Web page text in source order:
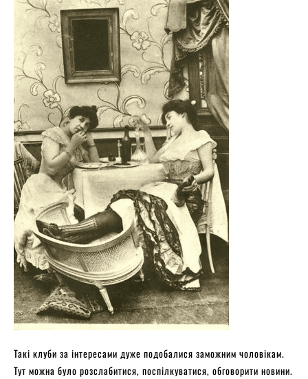
Такі клуби за інтересами дуже подобалися заможним чоловікам.
Тут можна було розслабитися, поспілкуватися, обговорити новини.